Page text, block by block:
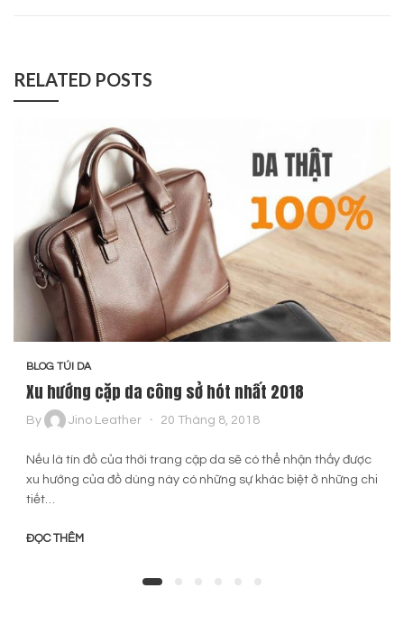
RELATED POSTS
BLOG TÚI DA
Xu hướng cặp da công sở hót nhất 2018
By Jino Leather 20 Tháng 8, 2018
Nếu là tín đồ của thời trang cặp da sẽ có thể nhận thấy được
xu hướng của đồ dùng này có những sự khác biệt ở những chi
tiết…
ĐỌC THÊM